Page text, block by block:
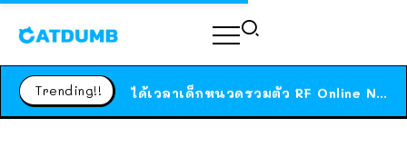
Trending!! ได้เวลาเด็กหนวดรวมตัว RF Online Next เปิดให้เล่นแล้ว เกม Sci-Fi MMORPG ระดับตำนาน เล่นได้ทั้งมือถือและ PC